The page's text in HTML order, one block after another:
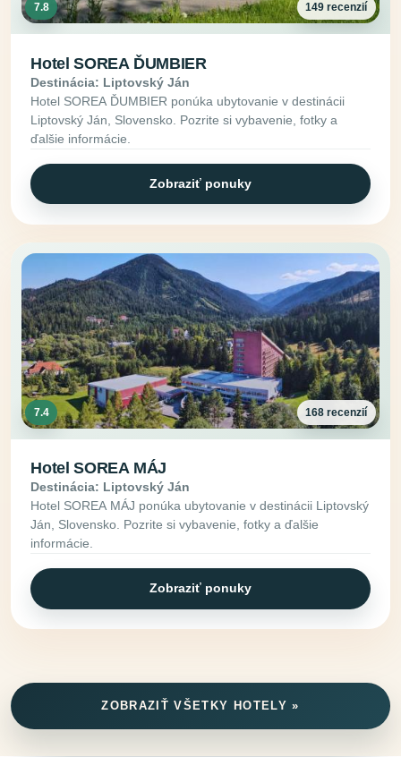
7.8 149 recenzií
Hotel SOREA ĎUMBIER
Destinácia: Liptovský Ján
Hotel SOREA ĎUMBIER ponúka ubytovanie v destinácii
Liptovský Ján, Slovensko. Pozrite si vybavenie, fotky a
ďalšie informácie.
Zobraziť ponuky
7.4 168 recenzií
Hotel SOREA MÁJ
Destinácia: Liptovský Ján
Hotel SOREA MÁJ ponúka ubytovanie v destinácii Liptovský
Ján, Slovensko. Pozrite si vybavenie, fotky a ďalšie
informácie.
Zobraziť ponuky
ZOBRAZIŤ VŠETKY HOTELY »